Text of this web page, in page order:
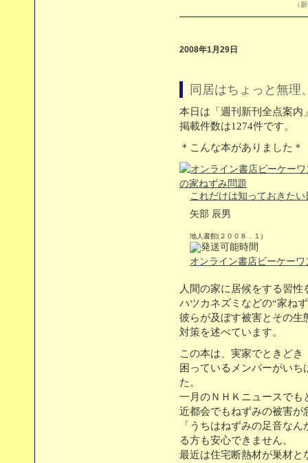
（
2008年1月29日
同居はちょっと無理
本日は「週刊新刊全点案内
掲載件数は1274件です。
＊こんな本がありました＊
これだけは知っておきた
矢部 辰男
地人書館(２００８．１)
オンライン書店ビーケー
人間の家に居候をする習
ハツカネズミなどの“家ね
彼らが及ぼす被害とその生
対策を述べています。
この本は、実家でときど
困っているメンバーがい
た。
一月のＮＨＫニュースでも
近都会でもねずみの被害が
「うちはねずみの足音な
る方も安心できません。
最近は住宅断熱材が巣材と